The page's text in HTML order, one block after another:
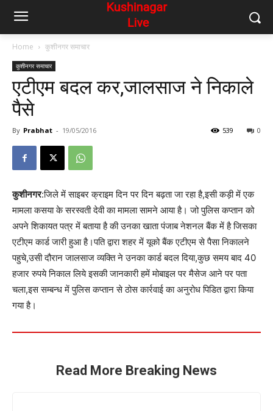
Home कुशीनगर समाचार
कुशीनगर समाचार
एटीएम बदल कर,जालसाज ने निकाले
पैसे
By Prabhat - 19/05/2016 0
539
कुशीनगर:जिले में साइबर क्राइम दिन पर दिन बढ़ता जा रहा है,इसी कड़ी में एक
मामला कसया के सरस्वती देवी का मामला सामने आया है। जो पुलिस कप्तान को
अपने शिकायत पत्र में बताया है की उनका खाता पंजाब नेशनल बैंक में है जिसका
एटीएम कार्ड जारी हुआ है।पति द्वारा शहर में यूको बैंक एटीएम से पैसा निकालने
पहुचे,उसी दौरान जालसाज व्यक्ति ने उनका कार्ड बदल दिया,कुछ समय बाद 40
हजार रुपये निकाल लिये इसकी जानकारी हमें मोबाइल पर मैसेज आने पर पता
चला,इस सम्बन्ध में पुलिस कप्तान से ठोस कार्रवाई का अनुरोध पिडित द्वारा किया
गया है।
Read More Breaking News